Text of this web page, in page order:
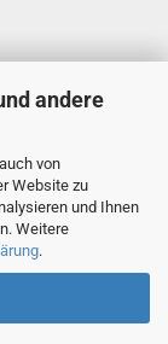
andere
von
Website zu
und Ihnen
Weitere
.